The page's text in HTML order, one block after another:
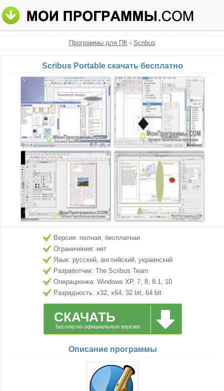
Программы для ПК› Scribus
Scribus Portable скачать бесплатно
Версия: полная, бесплатная
Ограничения: нет
Язык: русский, английский, украинский
Разработчик: The Scribus Team
Операционка: Windows XP, 7, 8, 8.1, 10
Разрядность: x32, x64, 32 bit, 64 bit
СКАЧАТЬ
Бесплатно официальную версию
Описание программы